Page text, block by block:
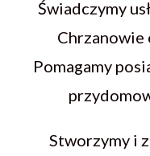
Świadczymy
Chrzanowie
Pomagamy
Stworzymy i